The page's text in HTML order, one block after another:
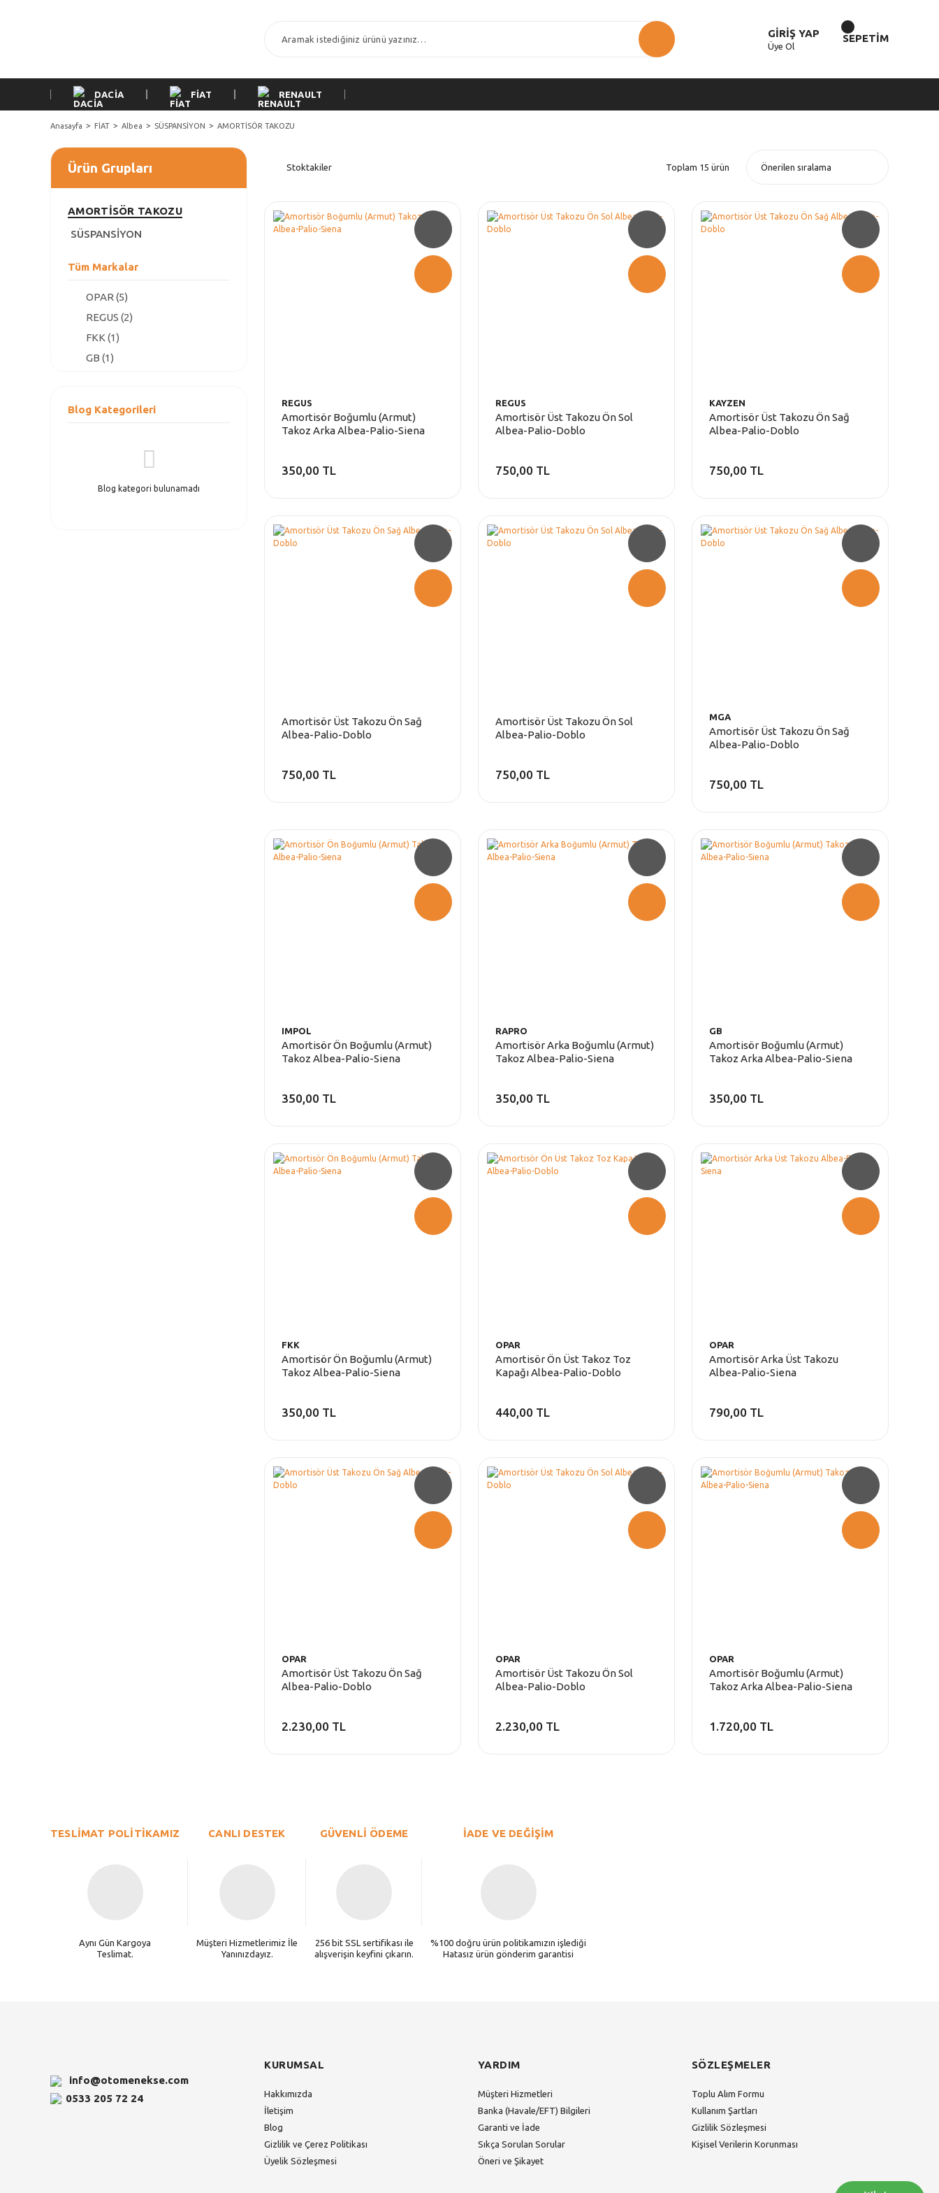
GİRİŞ YAP
Üye Ol
SEPETİM
DACİA FİAT RENAULT
Anasayfa FİAT Albea SÜSPANSİYON AMORTİSÖR TAKOZU
Ürün Grupları
AMORTİSÖR TAKOZU
SÜSPANSİYON
Tüm Markalar
OPAR (5)
REGUS (2)
FKK (1)
GB (1)
MGA (1)
Blog Kategorileri
Blog kategori bulunamadı
Stoktakiler Toplam 15 ürün
REGUS
Amortisör Boğumlu (Armut)
Takoz Arka Albea-Palio-Siena
350,00 TL
REGUS
Amortisör Üst Takozu Ön Sol
Albea-Palio-Doblo
750,00 TL
KAYZEN
Amortisör Üst Takozu Ön Sağ
Albea-Palio-Doblo
750,00 TL
Amortisör Üst Takozu Ön Sağ
Albea-Palio-Doblo
750,00 TL
Amortisör Üst Takozu Ön Sol
Albea-Palio-Doblo
750,00 TL
MGA
Amortisör Üst Takozu Ön Sağ
Albea-Palio-Doblo
750,00 TL
IMPOL
Amortisör Ön Boğumlu (Armut)
Takoz Albea-Palio-Siena
350,00 TL
RAPRO
Amortisör Arka Boğumlu (Armut)
Takoz Albea-Palio-Siena
350,00 TL
GB
Amortisör Boğumlu (Armut)
Takoz Arka Albea-Palio-Siena
350,00 TL
FKK
Amortisör Ön Boğumlu (Armut)
Takoz Albea-Palio-Siena
350,00 TL
OPAR
Amortisör Ön Üst Takoz Toz
Kapağı Albea-Palio-Doblo
440,00 TL
OPAR
Amortisör Arka Üst Takozu
Albea-Palio-Siena
790,00 TL
OPAR
Amortisör Üst Takozu Ön Sağ
Albea-Palio-Doblo
2.230,00 TL
OPAR
Amortisör Üst Takozu Ön Sol
Albea-Palio-Doblo
2.230,00 TL
OPAR
Amortisör Boğumlu (Armut)
Takoz Arka Albea-Palio-Siena
1.720,00 TL
TESLİMAT POLİTİKAMIZ
Aynı Gün Kargoya
Teslimat.
CANLI DESTEK
Müşteri Hizmetlerimiz İle
Yanınızdayız.
GÜVENLİ ÖDEME
256 bit SSL sertifikası ile
alışverişin keyfini çıkarın.
İADE VE DEĞİŞİM
%100 doğru ürün politikamızın işlediği
Hatasız ürün gönderim garantisi
info@otomenekse.com
0533 205 72 24
KURUMSAL
Hakkımızda
İletişim
Blog
Gizlilik ve Çerez Politikası
Üyelik Sözleşmesi
YARDIM
Müşteri Hizmetleri
Banka (Havale/EFT) Bilgileri
Garanti ve İade
Sıkça Sorulan Sorular
Öneri ve Şikayet
SÖZLEŞMELER
Toplu Alım Formu
Kullanım Şartları
Gizlilik Sözleşmesi
Kişisel Verilerin Korunması